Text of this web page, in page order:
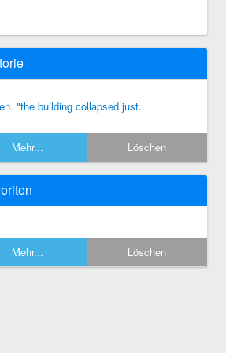
"the building collapsed just..
Mehr... Löschen
Mehr... Löschen